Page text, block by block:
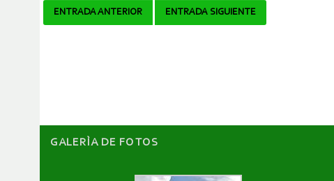
Navegador
ENTRADA ANTERIOR ENTRADA SIGUIENTE
GALERÌA DE FOTOS